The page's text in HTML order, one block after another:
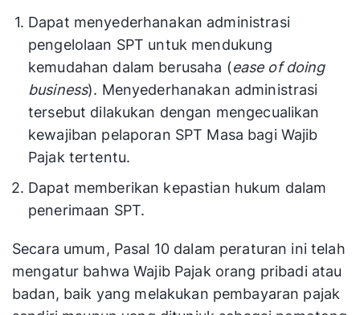
Dapat menyederhanakan administrasi
pengelolaan SPT untuk mendukung
kemudahan dalam berusaha (ease of doing
business). Menyederhanakan administrasi
tersebut dilakukan dengan mengecualikan
kewajiban pelaporan SPT Masa bagi Wajib
Pajak tertentu.
Dapat memberikan kepastian hukum dalam
penerimaan SPT.
Secara umum, Pasal 10 dalam peraturan ini telah
mengatur bahwa Wajib Pajak orang pribadi atau
badan, baik yang melakukan pembayaran pajak